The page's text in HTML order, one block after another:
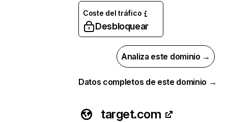
Coste del tráfico
Desbloquear
Analiza este dominio →
Datos completos de este dominio →
target.com